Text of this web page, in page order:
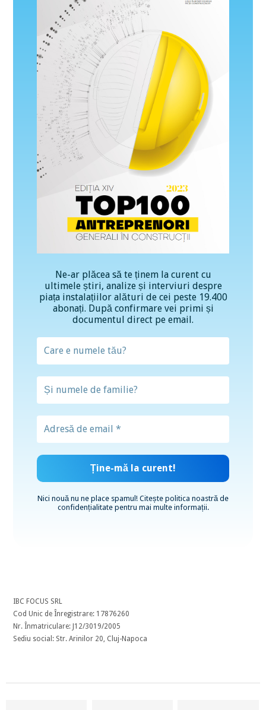
Ne-ar plăcea să te ținem la curent cu
ultimele știri, analize și interviuri despre
piața instalațiilor alături de cei peste 19.400
abonați. După confirmare vei primi și
documentul direct pe email.
Nici nouă nu ne place spamul! Citește politica noastră de
confidențialitatepentru mai multe informații.
IBC FOCUS SRL
Cod Unic de Înregistrare: 17876260
Nr. Înmatriculare: J12/3019/2005
Sediu social: Str. Arinilor 20, Cluj-Napoca